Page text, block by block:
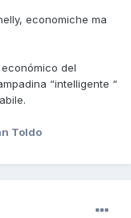
economiche ma
del
“intelligente “
Toldo